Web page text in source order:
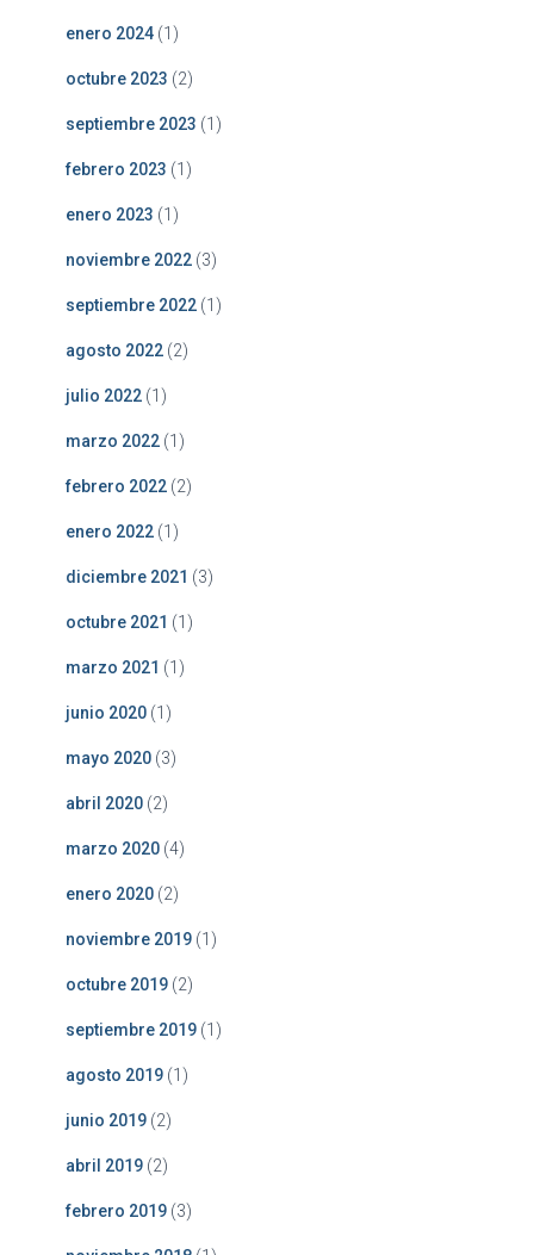
enero 2024 (1)
octubre 2023 (2)
septiembre 2023 (1)
febrero 2023 (1)
enero 2023 (1)
noviembre 2022 (3)
septiembre 2022 (1)
agosto 2022 (2)
julio 2022 (1)
marzo 2022 (1)
febrero 2022 (2)
enero 2022 (1)
diciembre 2021 (3)
octubre 2021 (1)
marzo 2021 (1)
junio 2020 (1)
mayo 2020 (3)
abril 2020 (2)
marzo 2020 (4)
enero 2020 (2)
noviembre 2019 (1)
octubre 2019 (2)
septiembre 2019 (1)
agosto 2019 (1)
junio 2019 (2)
abril 2019 (2)
febrero 2019 (3)